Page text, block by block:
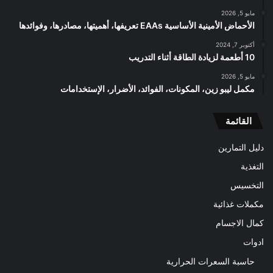
مايو 5, 2026
الأحماض الأمينية الأساسية EAAs تعريفها، أهميتها، مصادرها، وفوائدها
أكتوبر 7, 2024
10 أطعمة لزيادة الطاقة أثناء التدريب
مايو 5, 2026
مكمل ليبو زين، المكونات، الفوائد، الأضرار، الإستخدامات
القائمة
دليل التمارين
التغذية
التخسيس
مكملات غذائية
كمال الاجسام
ادوات
حاسبة السعرات الحرارية